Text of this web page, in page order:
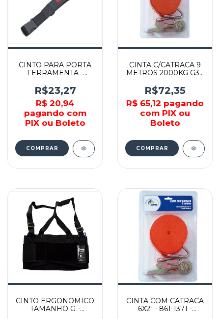
CINTO PARA PORTA
FERRAMENTA -
R$23,27
R$ 20,94
pagando com
PIX ou Boleto
COMPRAR
CINTA C/CATRACA 9
METROS 2000KG G3 -
R$72,35
R$ 65,12 pagando
com PIX ou
Boleto
CINTO ERGONOMICO
TAMANHO G -
CINTA COM CATRACA
6X2" - 861-1371 -